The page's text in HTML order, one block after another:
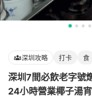
深圳攻略 打卡 食
深圳7間必飲老字號
24小時營業椰子湯